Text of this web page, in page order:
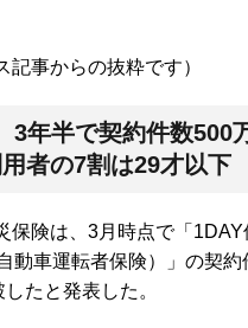
記事からの抜粋です）
3年半で契約件数500
者の7割は29才以下
保険は、3月時点で「1DAY
動車運転者保険）」の契約
たと発表した。